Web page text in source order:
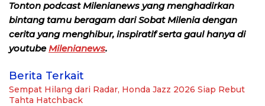
Tonton podcast Milenianews yang menghadirkan
bintang tamu beragam dari Sobat Milenia dengan
cerita yang menghibur, inspiratif serta gaul hanya di
youtube Milenianews.
Berita Terkait
Sempat Hilang dari Radar, Honda Jazz 2026 Siap Rebut
Tahta Hatchback